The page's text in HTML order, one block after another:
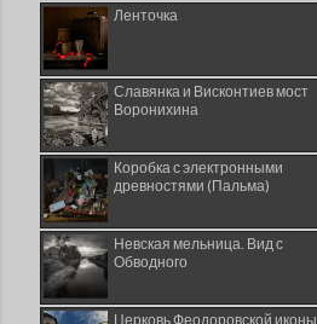
Ленточка
Славянка и Висконтиев мост
Воронихина
Коробка с электронными
древностями (Пальма)
Невская мельница. Вид с
Обводного
Церковь Феодоровской иконы